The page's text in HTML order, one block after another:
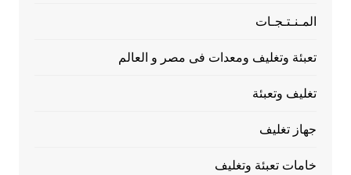
المـنـتـجـات
تعبئة وتغليف ومعدات فى مصر و العالم
تغليف وتعبئة
جهاز تغليف
خامات تعبئة وتغليف